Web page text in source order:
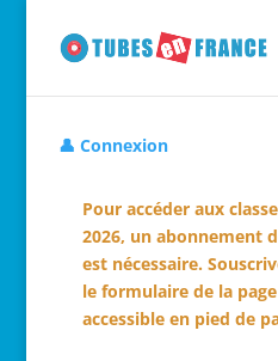
👤 Connexion
Pour accéder aux
2026, un abonnement
est nécessaire.
le formulaire de la
accessible en pied de